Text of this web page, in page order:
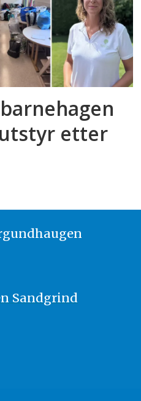
etter
Sandgrind